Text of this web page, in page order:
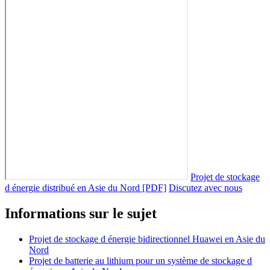
Projet de stockage
d énergie distribué en Asie du Nord [PDF] Discutez avec nous
Informations sur le sujet
Projet de stockage d énergie bidirectionnel Huawei en Asie du
Nord
Projet de batterie au lithium pour un système de stockage d